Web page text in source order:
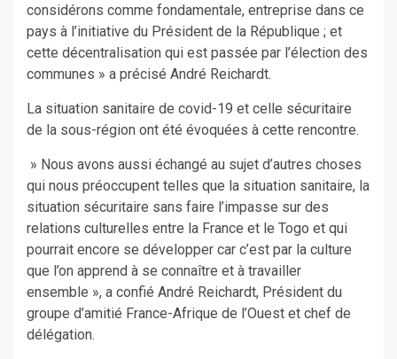
considérons comme fondamentale, entreprise dans ce
pays à l’initiative du Président de la République ; et
cette décentralisation qui est passée par l’élection des
communes » a précisé André Reichardt.
La situation sanitaire de covid-19 et celle sécuritaire
de la sous-région ont été évoquées à cette rencontre.
» Nous avons aussi échangé au sujet d’autres choses
qui nous préoccupent telles que la situation sanitaire, la
situation sécuritaire sans faire l’impasse sur des
relations culturelles entre la France et le Togo et qui
pourrait encore se développer car c’est par la culture
que l’on apprend à se connaître et à travailler
ensemble », a confié André Reichardt, Président du
groupe d’amitié France-Afrique de l’Ouest et chef de
délégation.